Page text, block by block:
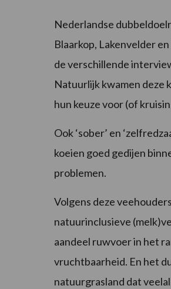
Nederlandse
Blaarkop, Lakenvelder
de verschillende
Natuurlijk kwamen deze
hun keuze voor (of
Ook ‘sober’ en
koeien goed gedijen
problemen.
Volgens deze
natuurinclusieve
aandeel ruwvoer in het
vruchtbaarheid. En het
natuurgrasland dat